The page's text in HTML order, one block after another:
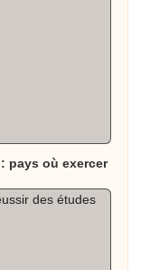
pays où exercer